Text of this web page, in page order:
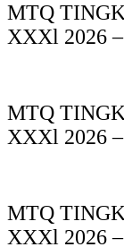
MTQ
XXXl 2026
MTQ
XXXl 2026
MTQ
XXXl 2026